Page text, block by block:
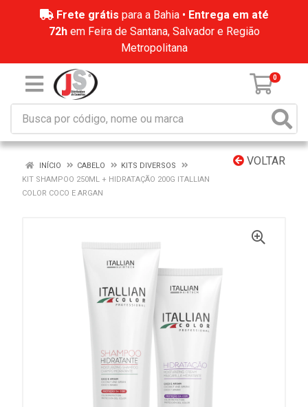
Frete grátis para a Bahia • Entrega em até
72hem Feira de Santana, Salvador e Região
Metropolitana
0
VOLTAR
INÍCIO CABELO
KITS DIVERSOS
KIT SHAMPOO 250ML + HIDRATAÇÃO 200G ITALLIAN
COLOR COCO E ARGAN